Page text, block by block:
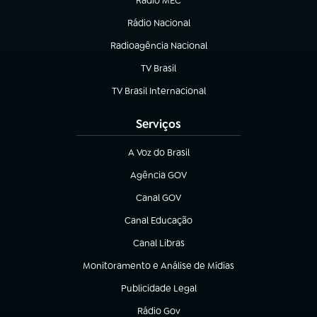
Rádio Nacional
(abre em nova aba)
Radioagência Nacional
(abre em nova aba)
TV Brasil
(abre em nova aba)
TV Brasil Internacional
(abre em nova aba)
Serviços
A Voz do Brasil
(abre em nova aba)
Agência GOV
(abre em nova aba)
Canal GOV
(abre em nova aba)
Canal Educação
(abre em nova aba)
Canal Libras
(abre em nova aba)
Monitoramento e Análise de Mídias
(abre em nova aba)
Publicidade Legal
(abre em nova aba)
Rádio Gov